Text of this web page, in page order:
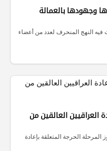
وجهودها بالعمالة
فيه النهج المنحرف لعدد من أعضاء
العراقيين العالقين من
المرحلة الحرجة المتعلقة بإعادة